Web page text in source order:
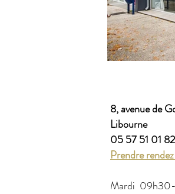
8, avenue de
Libourne
05 57 51 01 82
Prendre
Mardi